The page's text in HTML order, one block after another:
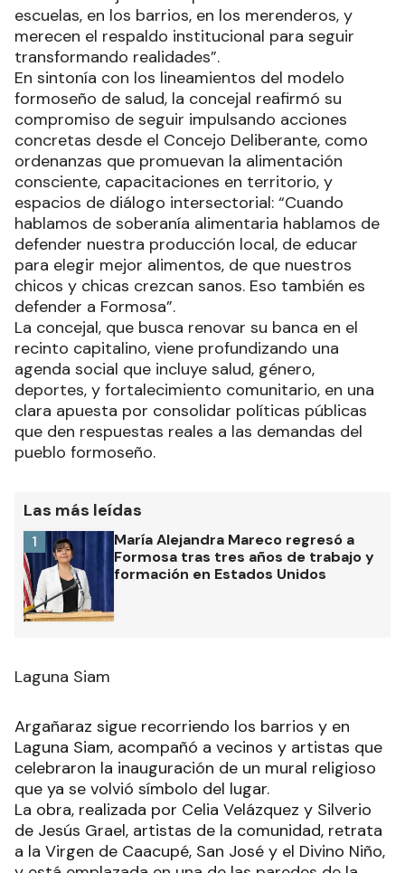
escuelas, en los barrios, en los merenderos, y
merecen el respaldo institucional para seguir
transformando realidades”.
En sintonía con los lineamientos del modelo
formoseño de salud, la concejal reafirmó su
compromiso de seguir impulsando acciones
concretas desde el Concejo Deliberante, como
ordenanzas que promuevan la alimentación
consciente, capacitaciones en territorio, y
espacios de diálogo intersectorial: “Cuando
hablamos de soberanía alimentaria hablamos de
defender nuestra producción local, de educar
para elegir mejor alimentos, de que nuestros
chicos y chicas crezcan sanos. Eso también es
defender a Formosa”.
La concejal, que busca renovar su banca en el
recinto capitalino, viene profundizando una
agenda social que incluye salud, género,
deportes, y fortalecimiento comunitario, en una
clara apuesta por consolidar políticas públicas
que den respuestas reales a las demandas del
pueblo formoseño.
Las más leídas
María Alejandra Mareco regresó a
Formosa tras tres años de trabajo y
formación en Estados Unidos
1
Laguna Siam
Argañaraz sigue recorriendo los barrios y en
Laguna Siam, acompañó a vecinos y artistas que
celebraron la inauguración de un mural religioso
que ya se volvió símbolo del lugar.
La obra, realizada por Celia Velázquez y Silverio
de Jesús Grael, artistas de la comunidad, retrata
a la Virgen de Caacupé, San José y el Divino Niño,